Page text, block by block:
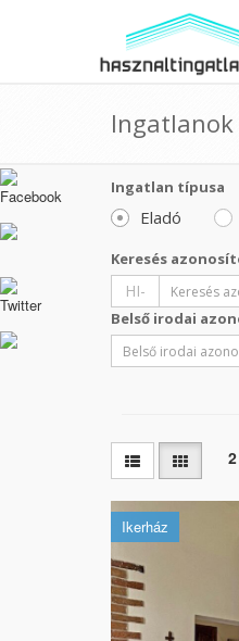
Ingatlanok
Ingatlan típusa
Eladó
Keresés
HI-
Belső irodai
Ikerház